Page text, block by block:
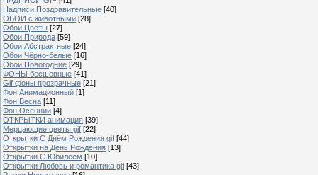
Надписи Поздравительные [40]
ОБОИ с животными [28]
Обои Цветы [27]
Обои Природа [59]
Обои Абстрактные [24]
Обои Чёрно-белые [16]
Обои Новогодние [29]
ФОНЫ бесшовные [41]
Gif фоны прозрачные [21]
Фон Анимационный [1]
Фон Весна [11]
Фон Осенний [4]
ОТКРЫТКИ анимация [39]
Мерцающие цветы gif [22]
Открытки С Днём Рождения gif [44]
Открытки на День Рождения [13]
Открытки С Юбилеем [10]
Открытки Любовь и романтика gif [43]